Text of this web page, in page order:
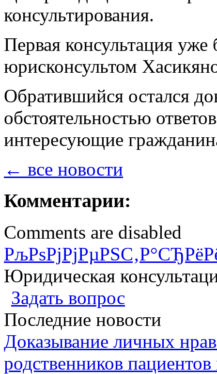
консультирования.
Первая консультация
юрисконсультом
Обратившийся остался
обстоятельностью
интересующие
← все новости
Комментарии:
Comments are disabled
Юридическая
Задать вопрос
Последние новости
Доказывание личных
родственников